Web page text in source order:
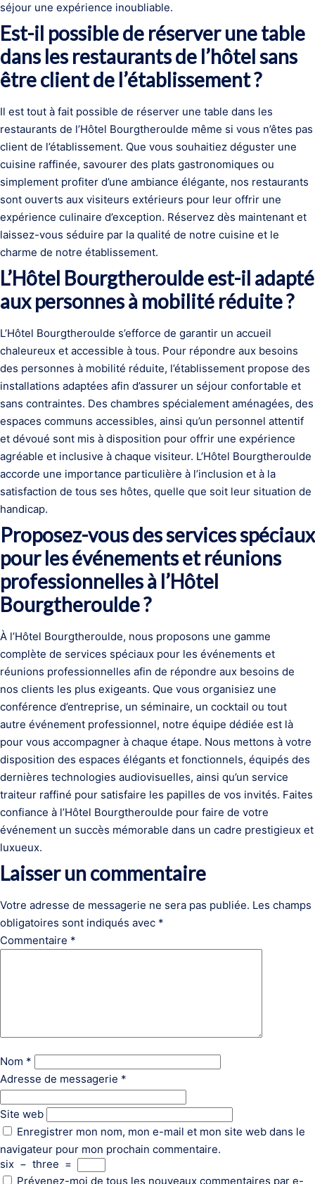
séjour une expérience inoubliable.
Est-il possible de réserver une table
dans les restaurants de l’hôtel sans
être client de l’établissement ?
Il est tout à fait possible de réserver une table dans les
restaurants de l’Hôtel Bourgtheroulde même si vous n’êtes pas
client de l’établissement. Que vous souhaitiez déguster une
cuisine raffinée, savourer des plats gastronomiques ou
simplement profiter d’une ambiance élégante, nos restaurants
sont ouverts aux visiteurs extérieurs pour leur offrir une
expérience culinaire d’exception. Réservez dès maintenant et
laissez-vous séduire par la qualité de notre cuisine et le
charme de notre établissement.
L’Hôtel Bourgtheroulde est-il adapté
aux personnes à mobilité réduite ?
L’Hôtel Bourgtheroulde s’efforce de garantir un accueil
chaleureux et accessible à tous. Pour répondre aux besoins
des personnes à mobilité réduite, l’établissement propose des
installations adaptées afin d’assurer un séjour confortable et
sans contraintes. Des chambres spécialement aménagées, des
espaces communs accessibles, ainsi qu’un personnel attentif
et dévoué sont mis à disposition pour offrir une expérience
agréable et inclusive à chaque visiteur. L’Hôtel Bourgtheroulde
accorde une importance particulière à l’inclusion et à la
satisfaction de tous ses hôtes, quelle que soit leur situation de
handicap.
Proposez-vous des services spéciaux
pour les événements et réunions
professionnelles à l’Hôtel
Bourgtheroulde ?
À l’Hôtel Bourgtheroulde, nous proposons une gamme
complète de services spéciaux pour les événements et
réunions professionnelles afin de répondre aux besoins de
nos clients les plus exigeants. Que vous organisiez une
conférence d’entreprise, un séminaire, un cocktail ou tout
autre événement professionnel, notre équipe dédiée est là
pour vous accompagner à chaque étape. Nous mettons à votre
disposition des espaces élégants et fonctionnels, équipés des
dernières technologies audiovisuelles, ainsi qu’un service
traiteur raffiné pour satisfaire les papilles de vos invités. Faites
confiance à l’Hôtel Bourgtheroulde pour faire de votre
événement un succès mémorable dans un cadre prestigieux et
luxueux.
Laisser un commentaire
Votre adresse de messagerie ne sera pas publiée. Les champs
obligatoires sont indiqués avec *
Commentaire *
Nom *
Adresse de messagerie *
Site web
Enregistrer mon nom, mon e-mail et mon site web dans le
navigateur pour mon prochain commentaire.
six − three =
Prévenez-moi de tous les nouveaux commentaires par e-